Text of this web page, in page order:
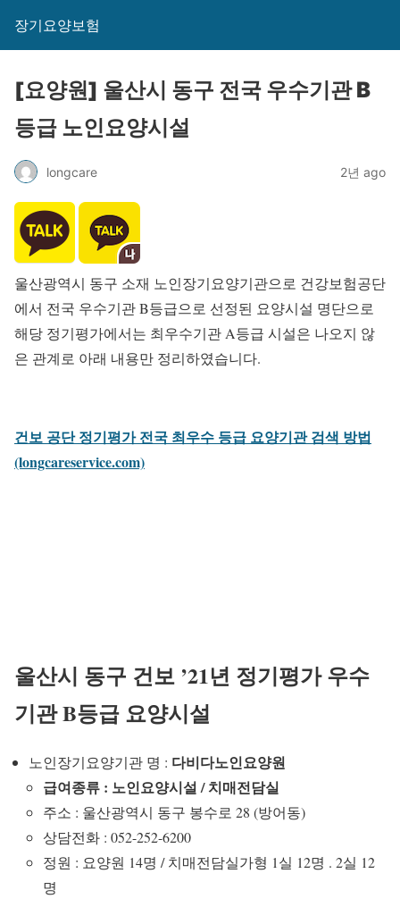
장기요양보험
[요양원] 울산시 동구 전국 우수기관 B
등급 노인요양시설
longcare 2년 ago
울산광역시 동구 소재 노인장기요양기관으로 건강보험공단
에서 전국 우수기관 B등급으로 선정된 요양시설 명단으로
해당 정기평가에서는 최우수기관 A등급 시설은 나오지 않
은 관계로 아래 내용만 정리하였습니다.
건보 공단 정기평가 전국 최우수 등급 요양기관 검색 방법
(longcareservice.com)
울산시 동구 건보 ’21년 정기평가 우수
기관 B등급 요양시설
노인장기요양기관 명 : 다비다노인요양원
급여종류 : 노인요양시설 / 치매전담실
주소 : 울산광역시 동구 봉수로 28 (방어동)
상담전화 : 052-252-6200
정원 : 요양원 14명 / 치매전담실가형 1실 12명 . 2실 12
명